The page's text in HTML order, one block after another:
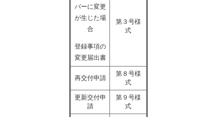
バーに変更
が生じた場
合
登録事項の
変更届出書
第３号様
式
再交付申請
第８号様
式
更新交付申
請
第９号様
式